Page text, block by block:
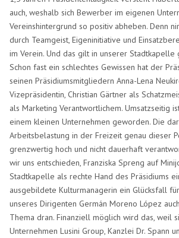
auch, weshalb sich Bewerber im eigenen
Vereinshintergrund so positiv abheben. Denn
durch Teamgeist, Eigeninitiative und
im Verein. Und das gilt in unserer Stadtkapelle
Schon fast ein schlechtes Gewissen hat der
seinen Präsidiumsmitgliedern Anna-Lena
Vizepräsidentin, Christian Gärtner als
als Marketing Verantwortlichem. Umsatzseitig
einem kleinen Unternehmen geworden. Die
Arbeitsbelastung in der Freizeit genau dieser
grenzwertig hoch und nicht dauerhaft
wir uns entschieden, Franziska Spreng auf
Stadtkapelle als rechte Hand des Präsidiums
ausgebildete Kulturmanagerin ein Glücksfall
unseres Dirigenten Germán Moreno López
Thema dran. Finanziell möglich wird das, weil
Unternehmen Lusini Group, Kanzlei Dr. Spann